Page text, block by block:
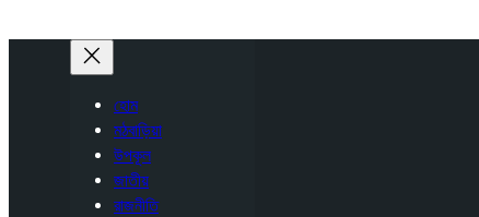
হোম
মঠবাড়িয়া
উপকূল
জাতীয়
রাজনীতি